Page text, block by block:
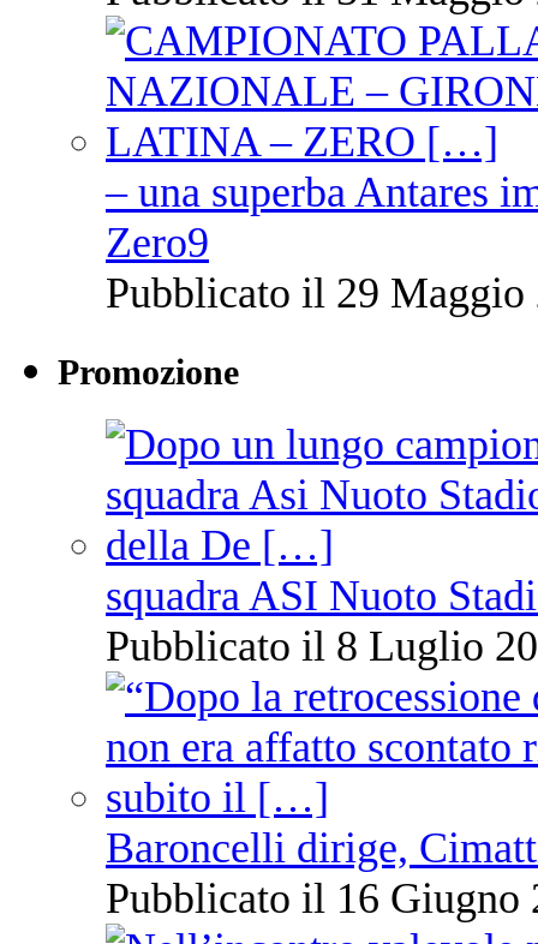
– una superba Antares
Zero9
Pubblicato il 29 Maggio
Promozione
squadra ASI Nuoto
Pubblicato il 8 Luglio
Baroncelli dirige,
Pubblicato il 16 Giugno